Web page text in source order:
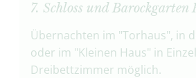
7. Schloss und
Übernachten im "Torhaus", in
oder im "Kleinen Haus" in
Dreibettzimmer möglich.